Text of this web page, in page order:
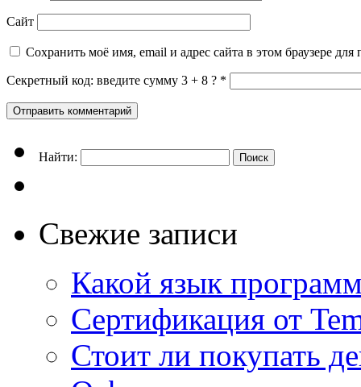
Сайт
Сохранить моё имя, email и адрес сайта в этом браузере
Секретный код: введите сумму 3 + 8 ? *
Найти:
Свежие записи
Какой язык
Сертификация от
Стоит ли покупать